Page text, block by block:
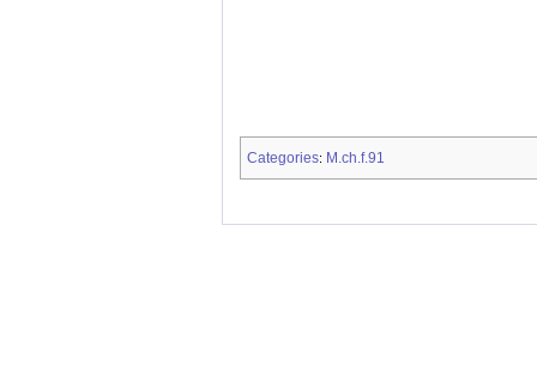
Categories: M.ch.f.91